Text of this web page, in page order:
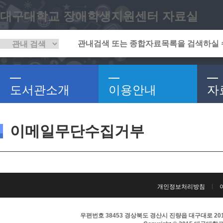
대구대학교 장애학생지원센터 자료실
도서관소개 이용안내 자
이메일무단수집거부
개인정보처리방침
우편번호 38453 경상북도 경산시 진량읍 대구대로